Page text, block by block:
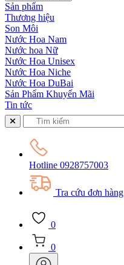
Sản phẩm
Thương hiệu
Son Môi
Nước Hoa Nam
Nước hoa Nữ
Nước Hoa Unisex
Nước Hoa Niche
Nước Hoa DuBai
Sản Phẩm Khuyến Mãi
Tin tức
Hotline 0928757003
Tra cứu đơn hàng
0
0